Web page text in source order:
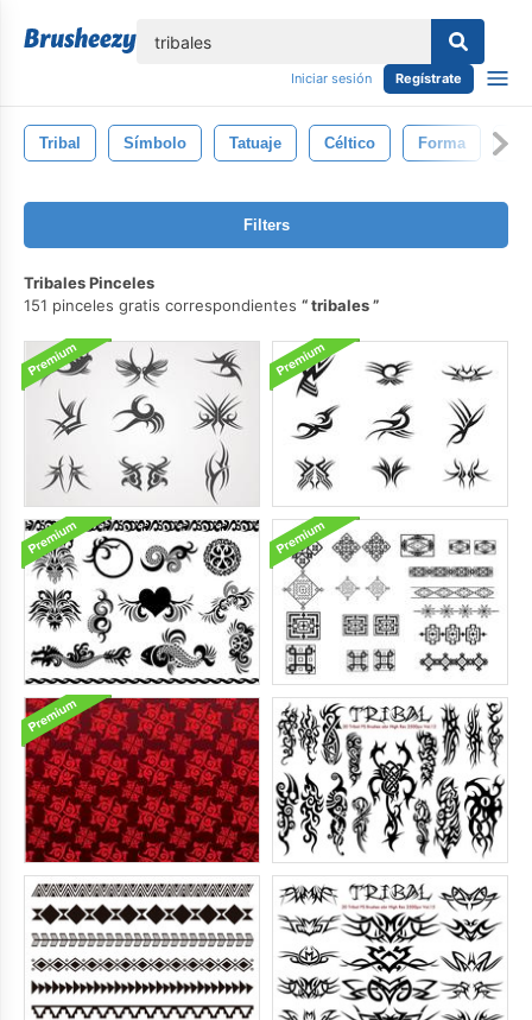
Iniciar sesión Regístrate
Tribal Símbolo Tatuaje Céltico Forma
Filters
Tribales Pinceles
151 pinceles gratis correspondientes
tribales